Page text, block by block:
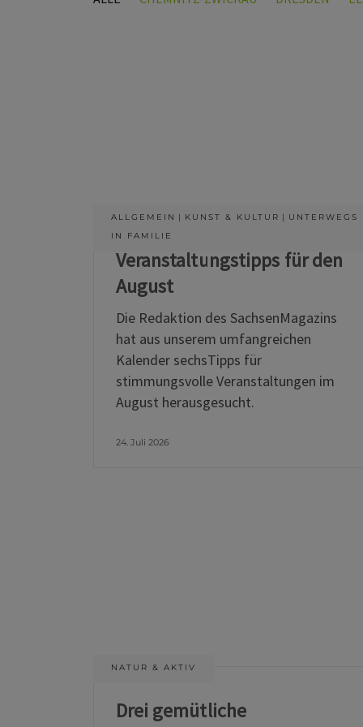
ALLGEMEIN KUNST & KULTUR
UNTERWEGS
IN FAMILIE
Veranstaltungstipps für den
August
Die Redaktion des SachsenMagazins
hat aus unserem umfangreichen
Kalender sechsTipps für
stimmungsvolle Veranstaltungen im
August herausgesucht.
24. Juli 2026
NATUR & AKTIV
Drei gemütliche